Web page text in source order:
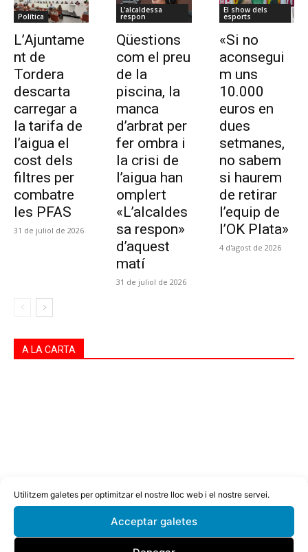
Utilitzem galetes per optimitzar el nostre lloc web i el nostre servei.
Acceptar galetes
Política
L’Ajuntame
nt de
Tordera
descarta
carregar a
la tarifa de
l’aigua el
cost dels
filtres per
combatre
les PFAS
31 de juliol de 2026
L'alcaldessa
respon
Qüestions
com el preu
de la
piscina, la
manca
d’arbrat per
fer ombra i
la crisi de
l’aigua han
omplert
«L’alcaldes
sa respon»
d’aquest
matí
31 de juliol de 2026
El show dels
esports
«Si no
aconsegui
m uns
10.000
euros en
dues
setmanes,
no sabem
si haurem
de retirar
l’equip de
l’OK Plata»
4 d'agost de 2026
A LA CARTA